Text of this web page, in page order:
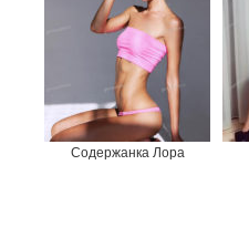
Содержанка Лора